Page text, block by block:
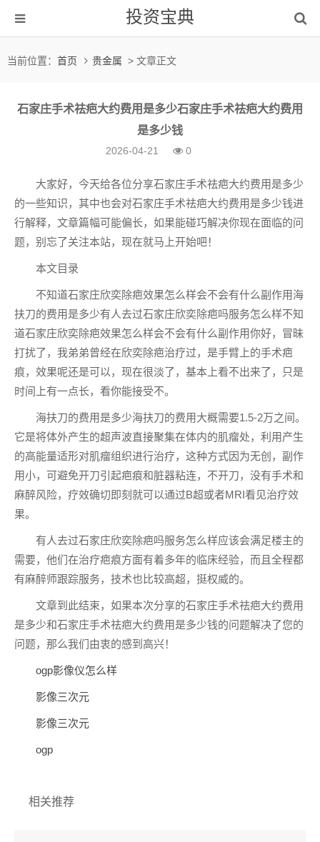
投资宝典
当前位置： 首页 贵金属 > 文章正文
石家庄手术祛疤大约费用是多少石家庄手术祛疤大约费用
是多少钱
2026-04-21 0
大家好，今天给各位分享石家庄手术祛疤大约费用是多少
的一些知识，其中也会对石家庄手术祛疤大约费用是多少钱进
行解释，文章篇幅可能偏长，如果能碰巧解决你现在面临的问
题，别忘了关注本站，现在就马上开始吧！
本文目录
不知道石家庄欣奕除疤效果怎么样会不会有什么副作用海
扶刀的费用是多少有人去过石家庄欣奕除疤吗服务怎么样不知
道石家庄欣奕除疤效果怎么样会不会有什么副作用你好，冒昧
打扰了，我弟弟曾经在欣奕除疤治疗过，是手臂上的手术疤
痕，效果呢还是可以，现在很淡了，基本上看不出来了，只是
时间上有一点长，看你能接受不。
海扶刀的费用是多少海扶刀的费用大概需要1.5-2万之间。
它是将体外产生的超声波直接聚集在体内的肌瘤处，利用产生
的高能量适形对肌瘤组织进行治疗，这种方式因为无创，副作
用小，可避免开刀引起疤痕和脏器粘连，不开刀，没有手术和
麻醉风险，疗效确切即刻就可以通过B超或者MRI看见治疗效
果。
有人去过石家庄欣奕除疤吗服务怎么样应该会满足楼主的
需要，他们在治疗疤痕方面有着多年的临床经验，而且全程都
有麻醉师跟踪服务，技术也比较高超，挺权威的。
文章到此结束，如果本次分享的石家庄手术祛疤大约费用
是多少和石家庄手术祛疤大约费用是多少钱的问题解决了您的
问题，那么我们由衷的感到高兴！
ogp影像仪怎么样
影像三次元
影像三次元
ogp
相关推荐